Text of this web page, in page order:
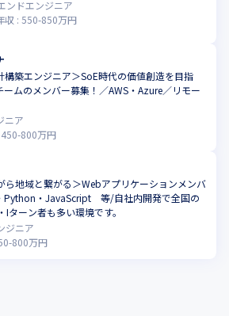
ンドエンジニア
収 : 550-850万円
構築エンジニア＞SoE時代の価値創造を目指
ームのメンバー募集！／AWS・Azure／リモー
ニア
450-800万円
ら地域と繋がる＞Webアプリケーションメンバ
Python・JavaScript 等/自社内開発で全国の
ターン者も多い環境です。
ジニア
-800万円